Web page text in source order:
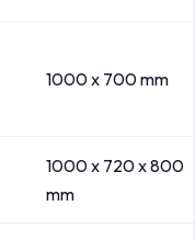
1000 x 700 mm
1000 x 720 x 800
mm